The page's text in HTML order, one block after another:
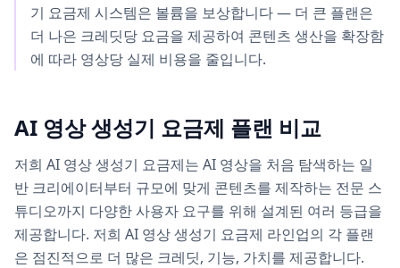
기 요금제 시스템은 볼륨을 보상합니다 — 더 큰 플랜은
더 나은 크레딧당 요금을 제공하여 콘텐츠 생산을 확장함
에 따라 영상당 실제 비용을 줄입니다.
AI 영상 생성기 요금제 플랜 비교
저희 AI 영상 생성기 요금제는 AI 영상을 처음 탐색하는 일
반 크리에이터부터 규모에 맞게 콘텐츠를 제작하는 전문 스
튜디오까지 다양한 사용자 요구를 위해 설계된 여러 등급을
제공합니다. 저희 AI 영상 생성기 요금제 라인업의 각 플랜
은 점진적으로 더 많은 크레딧, 기능, 가치를 제공합니다.